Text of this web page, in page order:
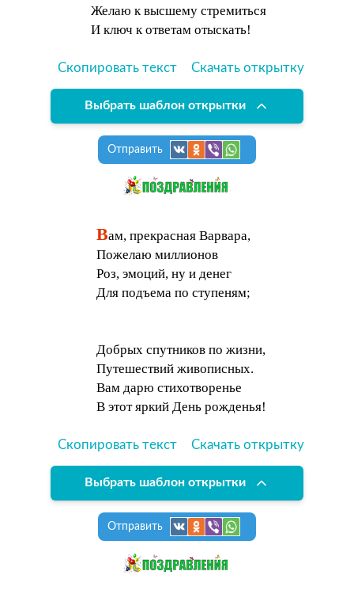
Желаю к высшему стремиться
И ключ к ответам отыскать!
Скопировать текст Скачать открытку
Выбрать шаблон открытки
Отправить
Вам, прекрасная Варвара,
Пожелаю миллионов
Роз, эмоций, ну и денег
Для подъема по ступеням;
Добрых спутников по жизни,
Путешествий живописных.
Вам дарю стихотворенье
В этот яркий День рожденья!
Скопировать текст Скачать открытку
Выбрать шаблон открытки
Отправить